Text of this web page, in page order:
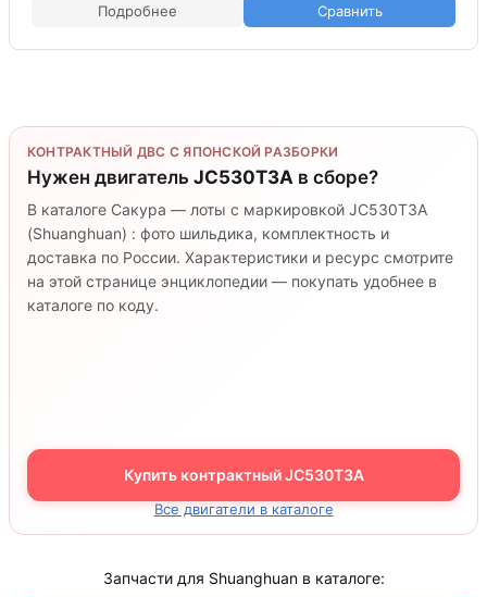
Подробнее Сравнить
КОНТРАКТНЫЙ ДВС С ЯПОНСКОЙ РАЗБОРКИ
Нужен двигатель JC530T3A в сборе?
В каталоге Сакура — лоты с маркировкой JC530T3A
(Shuanghuan) : фото шильдика, комплектность и
доставка по России. Характеристики и ресурс смотрите
на этой странице энциклопедии — покупать удобнее в
каталоге по коду.
Купить контрактный JC530T3A
Все двигатели в каталоге
Запчасти для Shuanghuan в каталоге: